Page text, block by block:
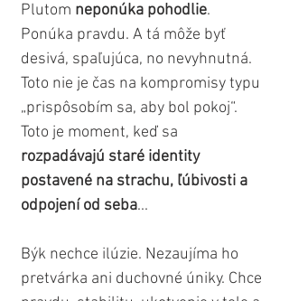
Plutom neponúka pohodlie.
Ponúka pravdu. A tá môže byť
desivá, spaľujúca, no nevyhnutná.
Toto nie je čas na kompromisy typu
„prispôsobím sa, aby bol pokoj“.
Toto je moment, keď sa
rozpadávajú staré identity
postavené na strachu, ľúbivosti a
odpojení od seba...
Býk nechce ilúzie. Nezaujíma ho
pretvárka ani duchovné úniky. Chce